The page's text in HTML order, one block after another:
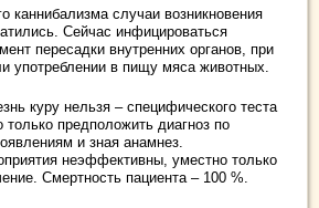
каннибализма случаи возникновения
Сейчас инфицироваться
пересадки внутренних органов, при
употреблении в пищу мяса животных.
куру нельзя – специфического теста
предположить диагноз по
и зная анамнез.
неэффективны, уместно только
Смертность пациента – 100 %.